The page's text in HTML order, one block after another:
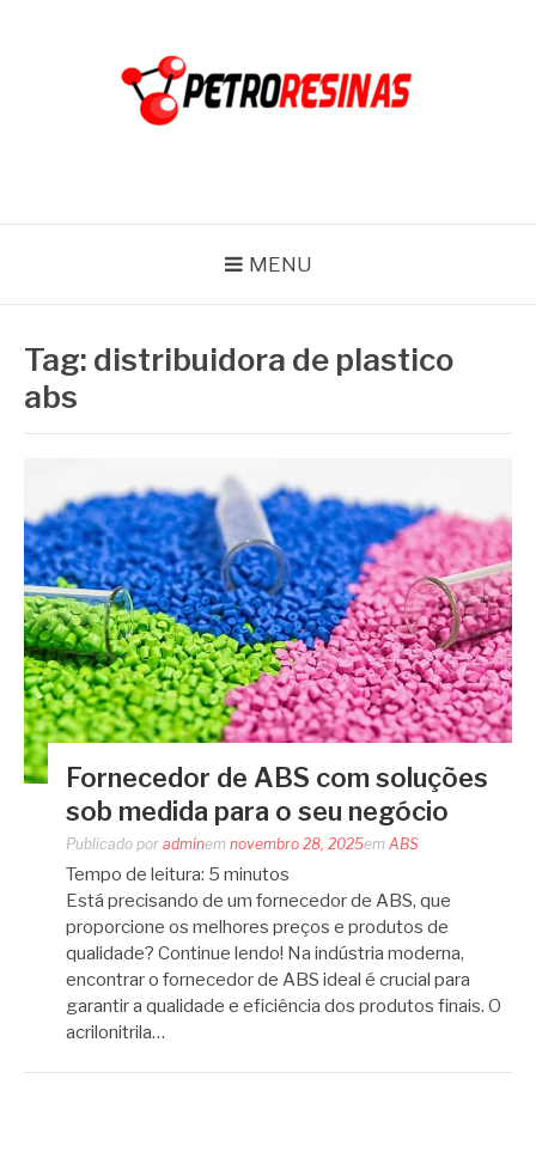
MENU
Tag: distribuidora de plastico
abs
Fornecedor de ABS com soluções
sob medida para o seu negócio
Publicado por adminem novembro 28, 2025em ABS
Tempo de leitura: 5 minutos
Está precisando de um fornecedor de ABS, que
proporcione os melhores preços e produtos de
qualidade? Continue lendo! Na indústria moderna,
encontrar o fornecedor de ABS ideal é crucial para
garantir a qualidade e eficiência dos produtos finais. O
acrilonitrila…